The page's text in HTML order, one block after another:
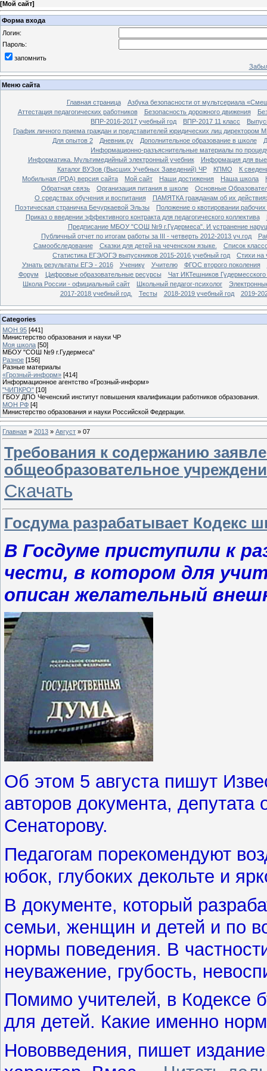
[Мой сайт]
Форма входа
Логин:
Пароль:
запомнить
Меню сайта
Главная страница
Азбука безопасности от мультсериала
Аттестация педагогических работников
Безопасность дорожного движения
ВПР-2016-2017 учебный год
ВПР-2017 11 класс
График личного приема граждан и представителей юридических лиц
Для опытов 2
Дневник.ру Дополнительное образование в школе
Информационно-разъяснительные материалы по
Информатика. Мультимедийный электронный учебник
Информация для
Каталог ВУЗов (Высших Учебных Заведений) ЧР
КПМО
К
Мобильная (PDA) версия сайта
Мой сайт Наши достижения Наша школа
Обратная связь
Организация питания в школе
Основные
О средствах обучения и воспитания
ПАМЯТКА гражданам об их
Поэтическая страничка Бечуркаевой Эльзы
Положение о квотировании
Приказ о введении эффективного контракта для педагогического коллектива
Предписание МБОУ "СОШ №9 г.Гудермеса". И устранение
Публичный отчет по итогам работы за III - четверть 2012-2013 уч.год
Самообследование
Сказки для детей на чеченском языке.
Список
Статистика ЕГЭ/ОГЭ выпускников 2015-2016 учебный год
Стихи на
Узнать результаты ЕГЭ - 2016
Ученику Учителю ФГОС второго поколения
Форум
Цифровые образовательные ресурсы
Чат ИКТешников Гудермесского
Школа России - официальный сайт
Школьный педагог-психолог
2017-2018 учебный год.
Тесты 2018-2019 учебный год 2019-
Categories
МОН 95 [441]
Министерство образования и науки ЧР
Моя школа [50]
МБОУ "СОШ №9 г.Гудермеса"
Разное [156]
Разные материалы
«Грозный-информ» [414]
Информационное агентство «Грозный-информ»
"ЧИПКРО" [10]
ГБОУ ДПО Чеченский институт повышения квалификации работников образования.
МОН РФ [4]
Министерство образования и науки Российской Федерации.
Главная » 2013 » Август » 07
Требования к содержанию
общеобразовательное
Скачать
Госдума разрабатывает Кодекс
В Госдуме приступили к
чести, в котором для
описан желательный
Об этом 5 августа пишут
авторов документа,
Сенаторову.
Педагогам порекомендуют
юбок, глубоких декольте и
В документе, который
семьи, женщин и детей и по
нормы поведения. В
неуважение, грубость,
Помимо учителей, в Кодексе
для детей. Какие именно
Нововведения, пишет